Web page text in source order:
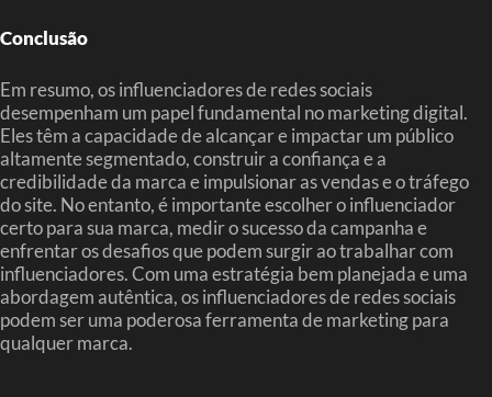
Conclusão
Em resumo, os influenciadores de redes sociais
desempenham um papel fundamental no marketing digital.
Eles têm a capacidade de alcançar e impactar um público
altamente segmentado, construir a confiança e a
credibilidade da marca e impulsionar as vendas e o tráfego
do site. No entanto, é importante escolher o influenciador
certo para sua marca, medir o sucesso da campanha e
enfrentar os desafios que podem surgir ao trabalhar com
influenciadores. Com uma estratégia bem planejada e uma
abordagem autêntica, os influenciadores de redes sociais
podem ser uma poderosa ferramenta de marketing para
qualquer marca.